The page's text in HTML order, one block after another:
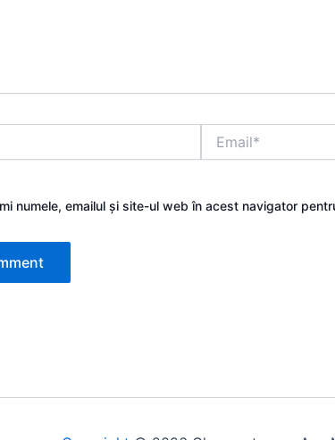
numele, emailul și site-ul web în acest navigator